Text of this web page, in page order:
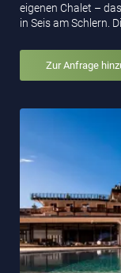
eigenen Chalet –
in Seis am Schlern.
Zur Anfrage